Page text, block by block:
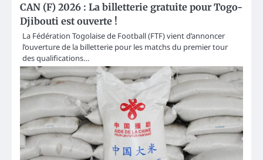
CAN (F) 2026 : La billetterie gratuite pour Togo-
Djibouti est ouverte !
La Fédération Togolaise de Football (FTF) vient d’annoncer
l’ouverture de la billetterie pour les matchs du premier tour
des qualifications…